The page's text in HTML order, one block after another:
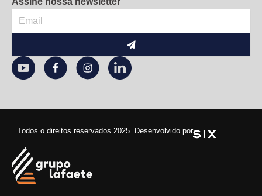
Todos o direitos reservados 2025. Desenvolvido por